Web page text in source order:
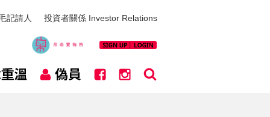
記請人 投資者關係 Investor Relations